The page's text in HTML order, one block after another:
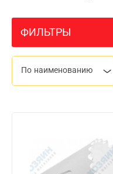
ФИЛЬТРЫ
По наименованию